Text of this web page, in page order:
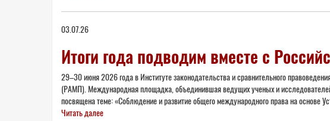
03.07.26
Итоги года подводим вместе с
29–30 июня 2026 года в Институте законодательства и сравнительного
(РАМП). Международная площадка, объединившая ведущих ученых и
посвящена теме: «Соблюдение и развитие общего международного права на
Читать далее